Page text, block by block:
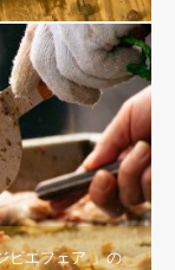
ビエフェア 」の